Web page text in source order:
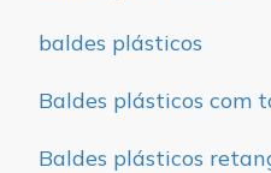
baldes plásticos
Baldes plásticos com
Baldes plásticos